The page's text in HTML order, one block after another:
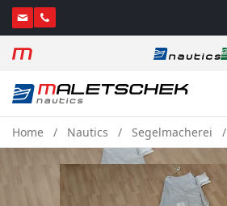
Home Nautics Segelmacherei